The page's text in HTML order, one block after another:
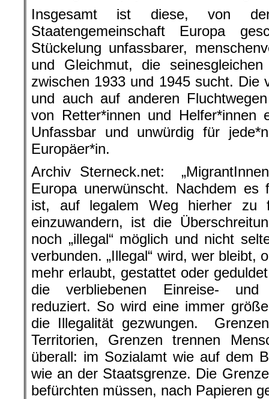
Insgesamt ist diese, von
Staatengemeinschaft Europa
Stückelung unfassbarer,
und Gleichmut, die
zwischen 1933 und 1945 sucht. Die
und auch auf anderen
von Retter*innen und Helfer*innen
Unfassbar und unwürdig für
Europäer*in.
Archiv Sterneck.net:
Europa unerwünscht. Nachdem es
ist, auf legalem Weg hierher zu
einzuwandern, ist die
noch „illegal“ möglich und nicht
verbunden. „Illegal“ wird, wer bleibt,
mehr erlaubt, gestattet oder
die verbliebenen Einreise- und
reduziert. So wird eine immer
die Illegalität gezwungen.
Territorien, Grenzen trennen
überall: im Sozialamt wie auf dem
wie an der Staatsgrenze. Die
befürchten müssen, nach Papieren